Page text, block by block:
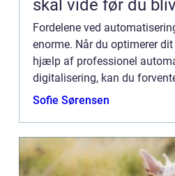
skal vide før du
Fordelene ved
enorme. Når du optimerer
hjælp af professionel
digitalisering, kan du
effektivitet, kvalitet og
Sofie Sørensen